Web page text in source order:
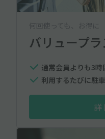
何回使っても、お得に
バリュープラ
通常会員よりも3
利用するたびに駐
詳